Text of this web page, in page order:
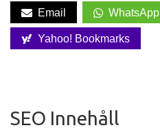
Email WhatsApp
Yahoo! Bookmarks
SEO Innehåll